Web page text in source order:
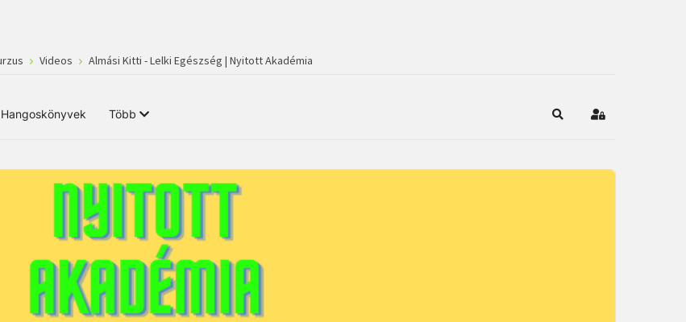
Videos Almási Kitti - Lelki Egészség | Nyitott Akadémia
Hangoskönyvek Több KeresésBejelentkezés